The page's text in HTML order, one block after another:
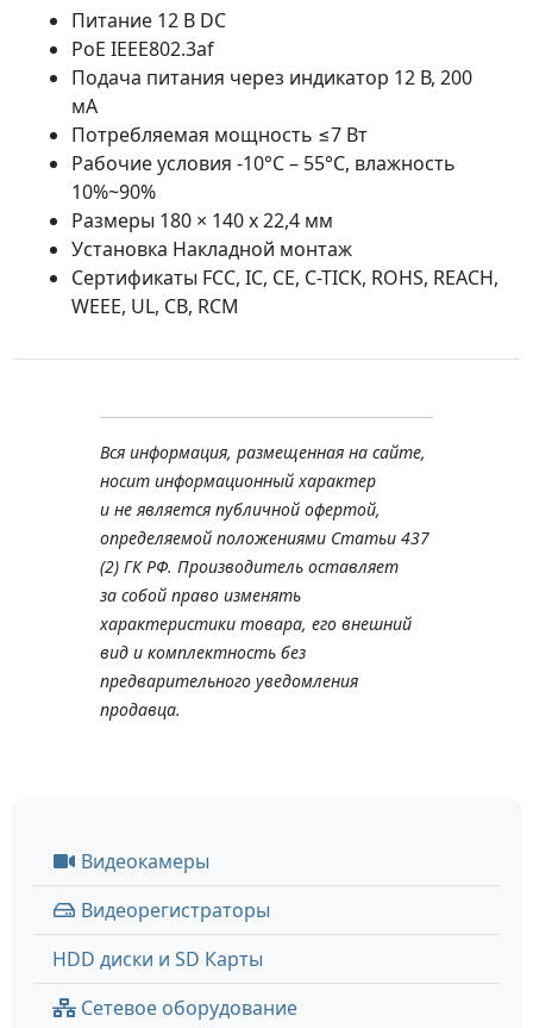
Питание 12 В DC
PoE IEEE802.3af
Подача питания через индикатор 12 В, 200
мА
Потребляемая мощность ≤7 Вт
Рабочие условия -10°C – 55°C, влажность
10%~90%
Размеры 180 × 140 x 22,4 мм
Установка Накладной монтаж
Сертификаты FCC, IC, CE, C-TICK, ROHS, REACH,
WEEE, UL, CB, RCM
Вся информация, размещенная на сайте,
носит информационный характер
и не является публичной офертой,
определяемой положениями Статьи 437
(2) ГК РФ. Производитель оставляет
за собой право изменять
характеристики товара, его внешний
вид и комплектность без
предварительного уведомления
продавца.
Видеокамеры
Видеорегистраторы
HDD диски и SD Карты
Сетевое оборудование